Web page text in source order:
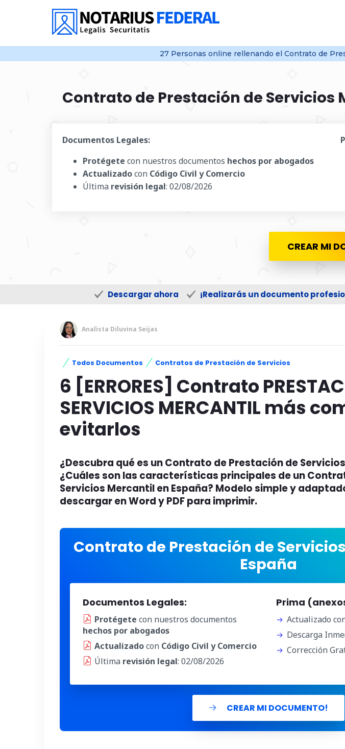
27 Personas online rellenando el Contrato de
Contrato de Prestación de Servicios
Documentos Legales:
Protégete con nuestros documentos hechos por abogados
Actualizadocon Código Civil y Comercio
Última revisión legal: 02/08/2026
CREAR MI
Descargar ahora ¡Realizarás un documento
Analista Diluvina Seijas
Todos Documentos Contratos de Prestación de Servicios
6 [ERRORES] Contrato
SERVICIOS MERCANTIL más
evitarlos
¿Descubra qué es un Contrato de Prestación de
¿Cuáles son las características principales de un
Servicios Mercantil en España? Modelo simple y
descargar en Word y PDF para imprimir.
Contrato de Prestación de
España
Documentos Legales:
Protégete con nuestros documentos
hechos por abogados
Actualizadocon Código Civil y Comercio
Última revisión legal: 02/08/2026
Prima
Actualizado
Descarga
Corrección
CREAR MI DOCUMENTO!